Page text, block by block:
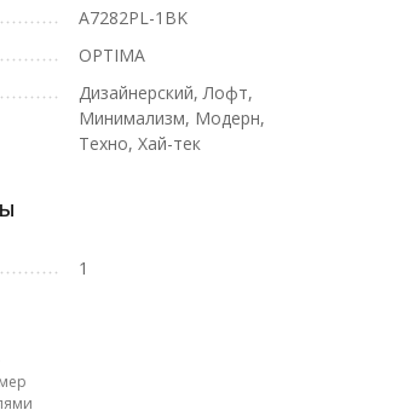
A7282PL-1BK
OPTIMA
Дизайнерский, Лофт,
Минимализм, Модерн,
Техно, Хай-тек
1